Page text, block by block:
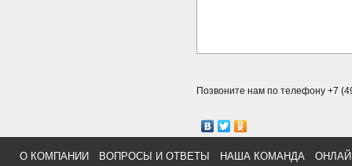
Позвоните нам по телефону +7
О КОМПАНИИ ВОПРОСЫ И ОТВЕТЫ НАША КОМАНДА